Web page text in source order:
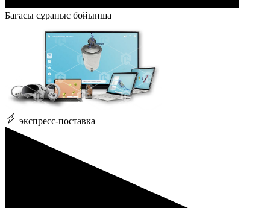
Бағасы сұраныс бойынша
экспресс-поставка